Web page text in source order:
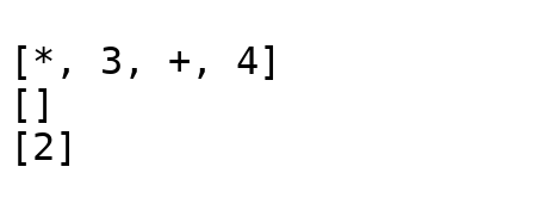
[*, 3, +, 4]
[]
[2]